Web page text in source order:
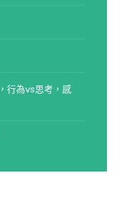
行為vs思考，感